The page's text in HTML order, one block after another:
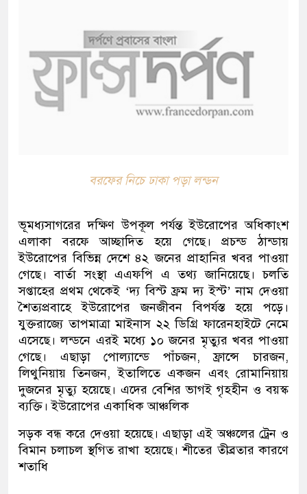
বরফের নিচে ঢাকা পড়া লন্ডন
ভূমধ্যসাগরের দক্ষিণ উপকূল পর্যন্ত ইউরোপের অধিকাংশ
এলাকা বরফে আচ্ছাদিত হয়ে গেছে। প্রচন্ড ঠান্ডায়
ইউরোপের বিভিন্ন দেশে ৪২ জনের প্রাহানির খবর পাওয়া
গেছে। বার্তা সংস্থা এএফপি এ তথ্য জানিয়েছে। চলতি
সপ্তাহের প্রথম থেকেই ‘দ্য বিস্ট ফ্রম দ্য ইস্ট’ নাম দেওয়া
শৈত্যপ্রবাহে ইউরোপের জনজীবন বিপর্যস্ত হয়ে পড়ে।
যুক্তরাজ্যে তাপমাত্রা মাইনাস ২২ ডিগ্রি ফারেনহাইটে নেমে
এসেছে। লন্ডনে এরই মধ্যে ১০ জনের মৃত্যুর খবর পাওয়া
গেছে। এছাড়া পোল্যান্ডে পাঁচজন, ফ্রান্সে চারজন,
লিথুনিয়ায় তিনজন, ইতালিতে একজন এবং রোমানিয়ায়
দুজনের মৃত্যু হয়েছে। এদের বেশির ভাগই গৃহহীন ও বয়স্ক
ব্যক্তি। ইউরোপের একাধিক আঞ্চলিক
সড়ক বন্ধ করে দেওয়া হয়েছে। এছাড়া এই অঞ্চলের ট্রেন ও
বিমান চলাচল স্থগিত রাখা হয়েছে। শীতের তীব্রতার কারণে
শতাধি